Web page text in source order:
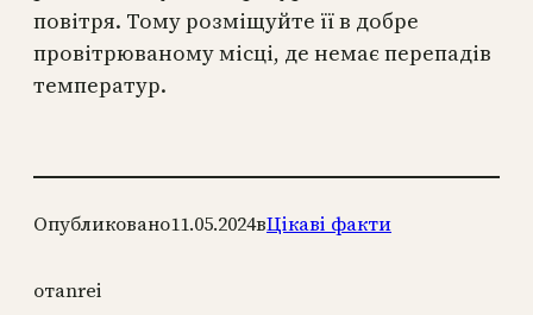
повітря. Тому розміщуйте її в добре
провітрюваному місці, де немає перепадів
температур.
Опубликовано11.05.2024вЦікаві факти
отanrei